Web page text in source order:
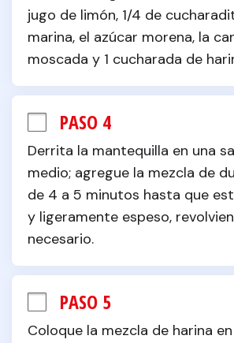
jugo de limón, 1/4 de
marina, el azúcar morena, la
moscada y 1 cucharada de
PASO 4
Derrita la mantequilla en una
medio; agregue la mezcla de
de 4 a 5 minutos hasta que
y ligeramente espeso,
necesario.
PASO 5
Coloque la mezcla de harina